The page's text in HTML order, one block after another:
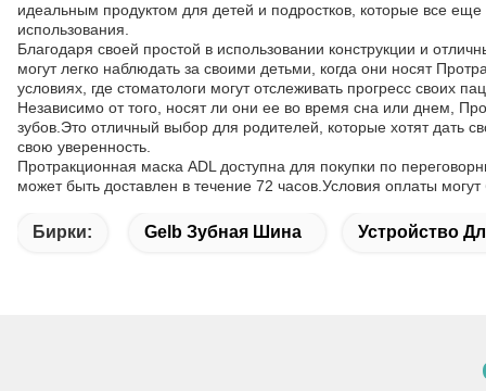
идеальным продуктом для детей и подростков, которые все еще
использования.
Благодаря своей простой в использовании конструкции и
могут легко наблюдать за своими детьми, когда они носят
условиях, где стоматологи могут отслеживать прогресс своих
Независимо от того, носят ли они ее во время сна или днем,
зубов.Это отличный выбор для родителей, которые хотят дать
свою уверенность.
Протракционная маска ADL доступна для покупки по
может быть доставлен в течение 72 часов.Условия оплаты
Бирки: Gelb Зубная Шина Устройство